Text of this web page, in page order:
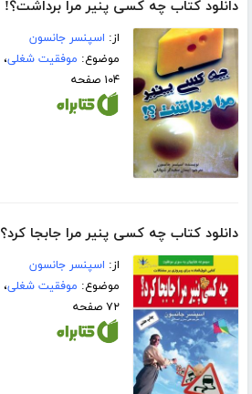
دانلود کتاب چه کسی پنیر مرا برداشت؟!
از: اسپنسر جانسون
موضوع: موفقیت شغلی،
۱۰۴ صفحه
دانلود کتاب چه کسی پنیر مرا جابجا کرد؟
از: اسپنسر جانسون
موضوع: موفقیت شغلی،
۷۲ صفحه